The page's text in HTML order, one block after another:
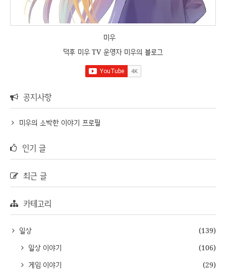
미우
덕후 미우 TV 운영자 미우의 블로그
공지사항
미우의 소박한 이야기 프로필
인기 글
최근 글
카테고리
일상
(139)
일상 이야기
(106)
게임 이야기
(29)